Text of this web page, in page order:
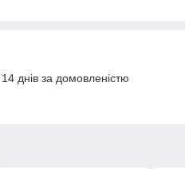
днів за домовленістю